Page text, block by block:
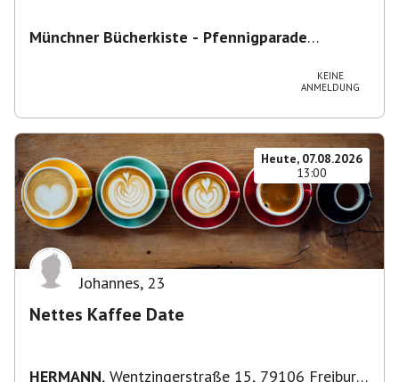
Münchner Bücherkiste - Pfennigparade
KEINE
ANMELDUNG
Heute, 07.08.2026
13:00
Johannes, 23
Nettes Kaffee Date
HERMANN, Wentzingerstraße 15, 79106 Freiburg